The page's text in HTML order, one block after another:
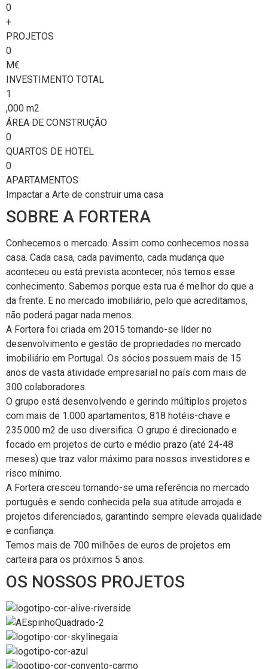
0
+
PROJETOS
0
M€
INVESTIMENTO TOTAL
1
,000 m2
ÁREA DE CONSTRUÇÃO
0
QUARTOS DE HOTEL
0
APARTAMENTOS
Impactar a Arte de construir uma casa
SOBRE A FORTERA
Conhecemos o mercado. Assim como conhecemos nossa
casa. Cada casa, cada pavimento, cada mudança que
aconteceu ou está prevista acontecer, nós temos esse
conhecimento. Sabemos porque esta rua é melhor do que a
da frente. E no mercado imobiliário, pelo que acreditamos,
não poderá pagar nada menos.
A Fortera foi criada em 2015 tornando-se líder no
desenvolvimento e gestão de propriedades no mercado
imobiliário em Portugal. Os sócios possuem mais de 15
anos de vasta atividade empresarial no país com mais de
300 colaboradores.
O grupo está desenvolvendo e gerindo múltiplos projetos
com mais de 1.000 apartamentos, 818 hotéis-chave e
235.000 m2 de uso diversifica. O grupo é direcionado e
focado em projetos de curto e médio prazo (até 24-48
meses) que traz valor máximo para nossos investidores e
risco mínimo.
A Fortera cresceu tornando-se uma referência no mercado
português e sendo conhecida pela sua atitude arrojada e
projetos diferenciados, garantindo sempre elevada qualidade
e confiança.
Temos mais de 700 milhões de euros de projetos em
carteira para os próximos 5 anos.
OS NOSSOS PROJETOS